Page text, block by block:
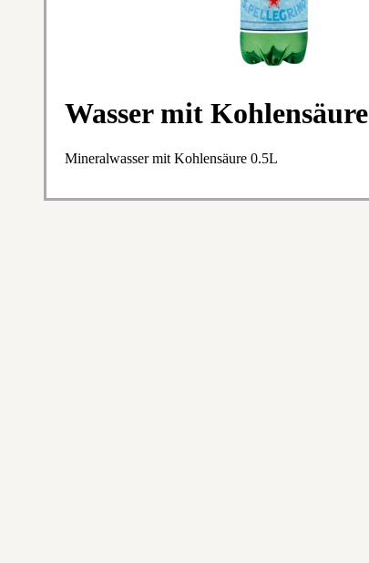
Wasser mit Kohlensäure
Mineralwasser mit Kohlensäure 0.5L